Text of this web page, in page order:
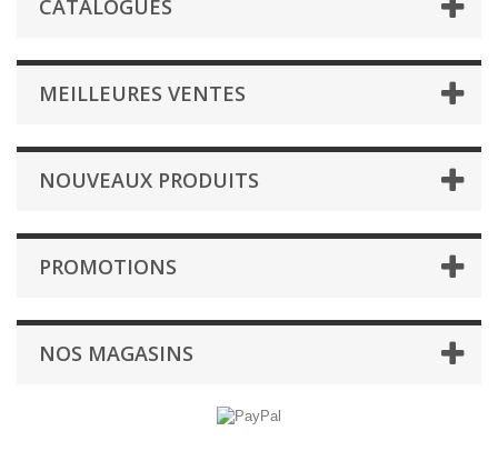
CATALOGUES
MEILLEURES VENTES
NOUVEAUX PRODUITS
PROMOTIONS
NOS MAGASINS